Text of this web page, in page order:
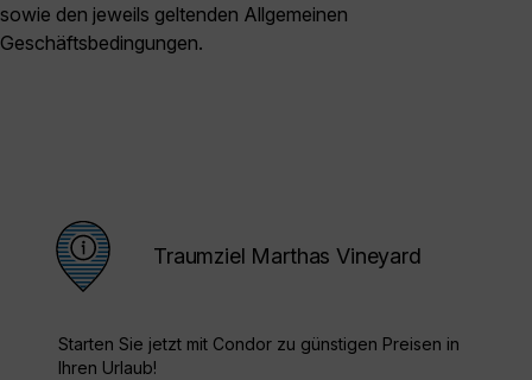
sowie den jeweils geltenden Allgemeinen
Geschäftsbedingungen.
Traumziel Marthas Vineyard
Starten Sie jetzt mit Condor zu günstigen Preisen in
Ihren Urlaub!